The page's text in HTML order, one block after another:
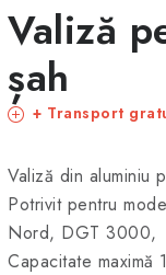
Valiză
șah
+ Transport
Valiză din aluminiu
Potrivit pentru
Nord, DGT 3000,
Capacitate maximă